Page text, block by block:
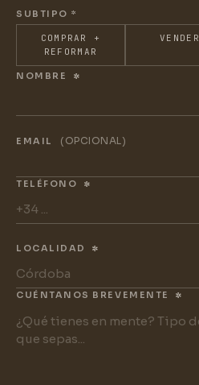
SUBTIPO *
COMPRAR +
REFORMAR
VENDER
NOMBRE *
EMAIL (OPCIONAL)
TELÉFONO *
LOCALIDAD *
CUÉNTANOS BREVEMENTE *